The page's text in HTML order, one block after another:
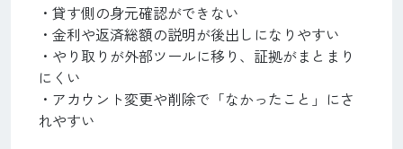
・貸す側の身元確認ができない
・金利や返済総額の説明が後出しになりやすい
・やり取りが外部ツールに移り、証拠がまとまり
にくい
・アカウント変更や削除で「なかったこと」にさ
れやすい